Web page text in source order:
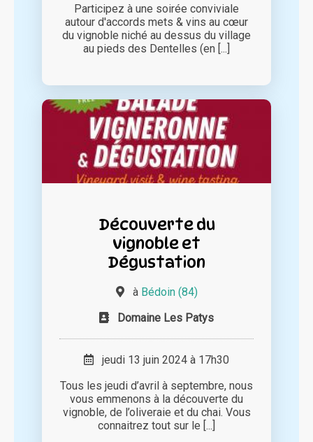
Participez à une soirée conviviale
autour d'accords mets & vins au cœur
du vignoble niché au dessus du village
au pieds des Dentelles (en [...]
Découverte du
vignoble et
Dégustation
à Bédoin (84)
Domaine Les Patys
jeudi 13 juin 2024 à 17h30
Tous les jeudi d’avril à septembre, nous
vous emmenons à la découverte du
vignoble, de l’oliveraie et du chai. Vous
connaitrez tout sur le [...]